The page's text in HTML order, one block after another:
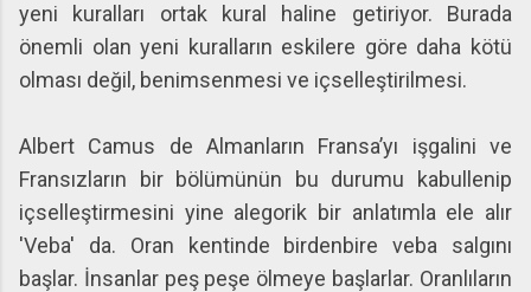
yeni kuralları ortak kural haline getiriyor. Burada
önemli olan yeni kuralların eskilere göre daha kötü
olması değil, benimsenmesi ve içselleştirilmesi.
Albert Camus de Almanların Fransa’yı işgalini ve
Fransızların bir bölümünün bu durumu kabullenip
içselleştirmesini yine alegorik bir anlatımla ele alır
'Veba' da. Oran kentinde birdenbire veba salgını
başlar. İnsanlar peş peşe ölmeye başlarlar. Oranlıların